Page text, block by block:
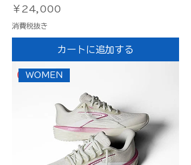
価格
￥24,000
消費税抜き
カートに追加する
WOMEN